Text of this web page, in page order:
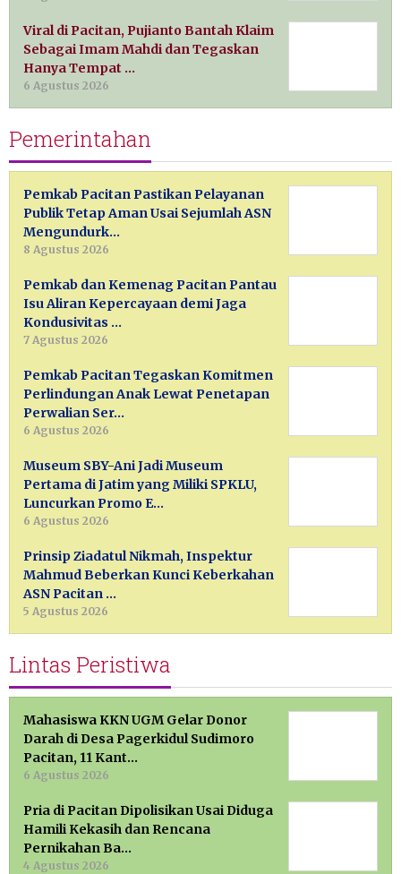
Viral di Pacitan, Pujianto Bantah Klaim
Sebagai Imam Mahdi dan Tegaskan
Hanya Tempat …
6 Agustus 2026
Pemerintahan
Pemkab Pacitan Pastikan Pelayanan
Publik Tetap Aman Usai Sejumlah ASN
Mengundurk…
8 Agustus 2026
Pemkab dan Kemenag Pacitan Pantau
Isu Aliran Kepercayaan demi Jaga
Kondusivitas …
7 Agustus 2026
Pemkab Pacitan Tegaskan Komitmen
Perlindungan Anak Lewat Penetapan
Perwalian Ser…
6 Agustus 2026
Museum SBY-Ani Jadi Museum
Pertama di Jatim yang Miliki SPKLU,
Luncurkan Promo E…
6 Agustus 2026
Prinsip Ziadatul Nikmah, Inspektur
Mahmud Beberkan Kunci Keberkahan
ASN Pacitan …
5 Agustus 2026
Lintas Peristiwa
Mahasiswa KKN UGM Gelar Donor
Darah di Desa Pagerkidul Sudimoro
Pacitan, 11 Kant…
6 Agustus 2026
Pria di Pacitan Dipolisikan Usai Diduga
Hamili Kekasih dan Rencana
Pernikahan Ba…
4 Agustus 2026